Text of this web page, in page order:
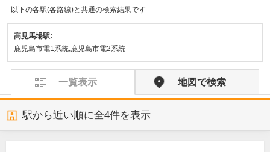
以下の各駅(各路線)と共通の検索結果です
高見馬場駅:
鹿児島市電1系統,鹿児島市電2系統
一覧表示 地図で検索
駅から近い順に全4件を表示